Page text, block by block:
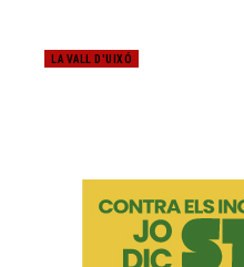
LA VALL D'UIXÓ